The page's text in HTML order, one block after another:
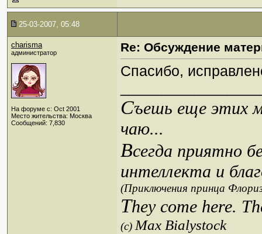
25-03-2007, 05:48
charisma
администратор
На форуме с: Oct 2001
Место жительства: Москва
Сообщений: 7,830
Re: Обсуждение
Спасибо,
Съешь еще этих
чаю...
Всегда приятно
интеллекта и
(Приключения принца
They come here.
(c)Max Bialystock